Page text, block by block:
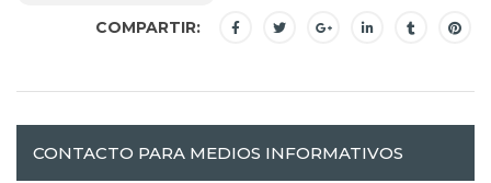
COMPARTIR:
CONTACTO PARA MEDIOS INFORMATIVOS